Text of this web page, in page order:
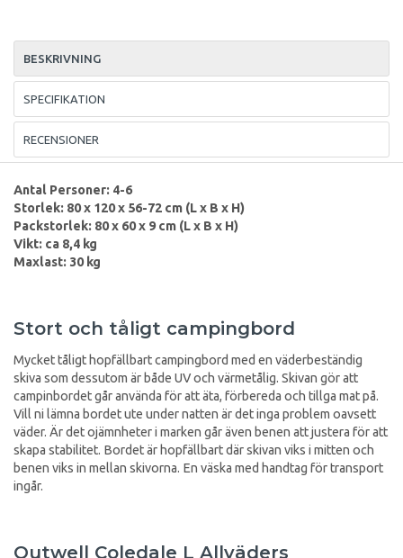
BESKRIVNING
SPECIFIKATION
RECENSIONER
Antal Personer: 4-6
Storlek: 80 x 120 x 56-72 cm (L x B x H)
Packstorlek: 80 x 60 x 9 cm (L x B x H)
Vikt: ca 8,4 kg
Maxlast: 30 kg
Stort och tåligt campingbord
Mycket tåligt hopfällbart campingbord med en väderbeständig
skiva som dessutom är både UV och värmetålig. Skivan gör att
campinbordet går använda för att äta, förbereda och tillga mat på.
Vill ni lämna bordet ute under natten är det inga problem oavsett
väder. Är det ojämnheter i marken går även benen att justera för att
skapa stabilitet. Bordet är hopfällbart där skivan viks i mitten och
benen viks in mellan skivorna. En väska med handtag för transport
ingår.
Outwell Coledale L Allväders